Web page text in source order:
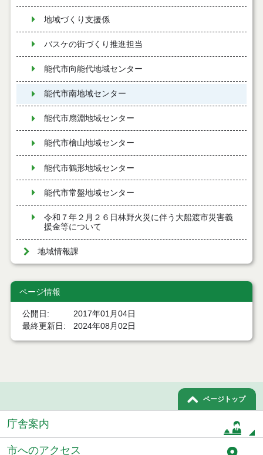
地域づくり支援係
バスケの街づくり推進担当
能代市向能代地域センター
能代市南地域センター
能代市扇淵地域センター
能代市檜山地域センター
能代市鶴形地域センター
能代市常盤地域センター
令和７年２月２６日林野火災に伴う大船渡市災害義
援金等について
地域情報課
ページ情報
公開日
2017年01月04日
最終更新日
2024年08月02日
ページトップ
庁舎案内
市へのアクセス